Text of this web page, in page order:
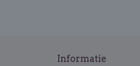
Informatie